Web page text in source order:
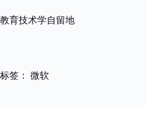
过
教育技术学自留地
标签： 微软